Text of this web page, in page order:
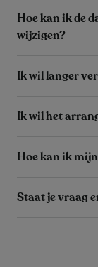
Hoe kan ik de
wijzigen?
Ik wil langer
Ik wil het
Hoe kan ik
Staat je vraag